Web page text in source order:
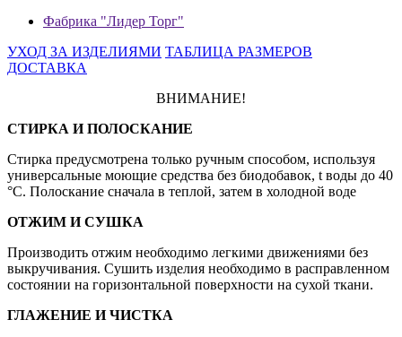
Фабрика "Лидер Торг"
УХОД ЗА ИЗДЕЛИЯМИ ТАБЛИЦА РАЗМЕРОВ
ДОСТАВКА
ВНИМАНИЕ!
СТИРКА И ПОЛОСКАНИЕ
Стирка предусмотрена только ручным способом, используя
универсальные моющие средства без биодобавок, t воды до 40
°С. Полоскание сначала в теплой, затем в холодной воде
ОТЖИМ И СУШКА
Производить отжим необходимо легкими движениями без
выкручивания. Сушить изделия необходимо в расправленном
состоянии на горизонтальной поверхности на сухой ткани.
ГЛАЖЕНИЕ И ЧИСТКА